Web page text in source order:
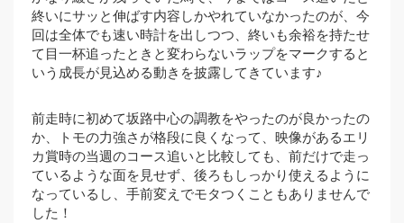
終いにサッと伸ばす内容しかやれていなかったのが、今
回は全体でも速い時計を出しつつ、終いも余裕を持たせ
て目一杯追ったときと変わらないラップをマークすると
いう成長が見込める動きを披露してきています♪
前走時に初めて坂路中心の調教をやったのが良かったの
か、トモの力強さが格段に良くなって、映像があるエリ
カ賞時の当週のコース追いと比較しても、前だけで走っ
ているような面を見せず、後ろもしっかり使えるように
なっているし、手前変えでモタつくこともありませんで
した！